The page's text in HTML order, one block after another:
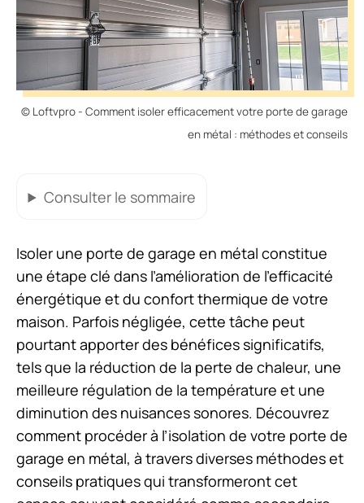
© Loftvpro - Comment isoler efficacement votre porte de garage
en métal : méthodes et conseils
Consulter le sommaire
Isoler une porte de garage en métal constitue
une étape clé dans l’amélioration de l’efficacité
énergétique et du confort thermique de votre
maison. Parfois négligée, cette tâche peut
pourtant apporter des bénéfices significatifs,
tels que la réduction de la perte de chaleur, une
meilleure régulation de la température et une
diminution des nuisances sonores. Découvrez
comment procéder à l’isolation de votre porte de
garage en métal, à travers diverses méthodes et
conseils pratiques qui transformeront cet